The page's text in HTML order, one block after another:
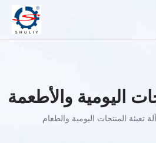
اليومية والأطعمة
آلة تعبئة المنتجات اليومية والطعام